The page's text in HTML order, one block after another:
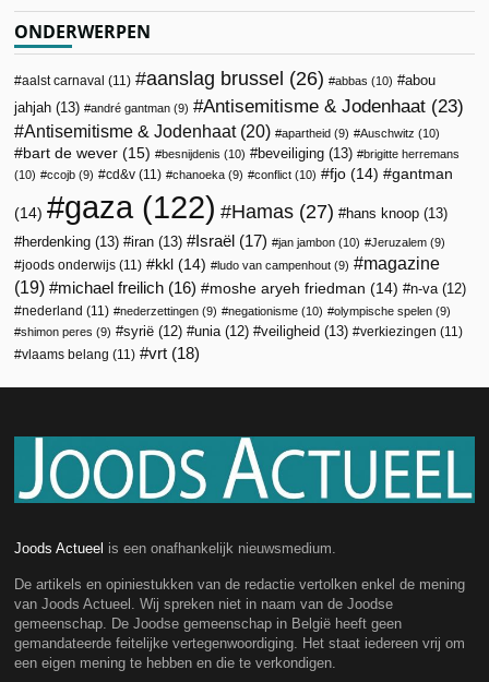
ONDERWERPEN
aalst carnaval (11) aanslag brussel (26) abbas (10)
abou
jahjah (13) andré gantman (9) Antisemitisme & Jodenhaat (23)
Antisemitisme & Jodenhaat(20) apartheid (9) Auschwitz (10)
bart de wever (15) besnijdenis (10) beveiliging (13)
brigitte herremans
(10)
ccojb (9) cd&v (11) chanoeka (9) conflict (10) fjo (14) gantman
(14) gaza(122) Hamas (27) hans knoop (13)
herdenking (13) iran (13) Israël (17) jan jambon (10) Jeruzalem (9)
joods onderwijs (11) kkl (14) ludo van campenhout (9)
magazine
(19)
michael freilich (16) moshe aryeh friedman (14) n-va(12)
nederland (11) nederzettingen (9) negationisme (10) olympische spelen (9)
shimon peres (9) syrië (12) unia(12) veiligheid (13) verkiezingen (11)
vlaams belang (11) vrt (18)
Joods Actueel is een onafhankelijk nieuwsmedium.
De artikels en opiniestukken van de redactie vertolken enkel de mening
van Joods Actueel. Wij spreken niet in naam van de Joodse
gemeenschap. De Joodse gemeenschap in België heeft geen
gemandateerde feitelijke vertegenwoordiging. Het staat iedereen vrij om
een eigen mening te hebben en die te verkondigen.